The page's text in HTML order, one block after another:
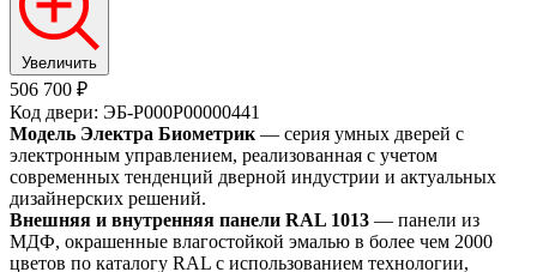
Увеличить
506 700 ₽
Код двери: ЭБ-P000P00000441
Модель Электра Биометрик — серия умных дверей с
электронным управлением, реализованная с учетом
современных тенденций дверной индустрии и актуальных
дизайнерских решений.
Внешняя и внутренняя панели RAL 1013 — панели из
МДФ, окрашенные влагостойкой эмалью в более чем 2000
цветов по каталогу RAL с использованием технологии,